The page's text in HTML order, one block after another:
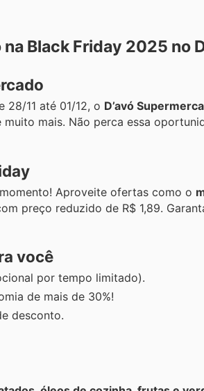
Black Friday 2025 no
28/11 até 01/12, o D’avó
mais. Não perca essa
Aproveite ofertas como o
preço reduzido de R$ 1,89.
você
por tempo limitado).
de mais de 30%!
desconto.